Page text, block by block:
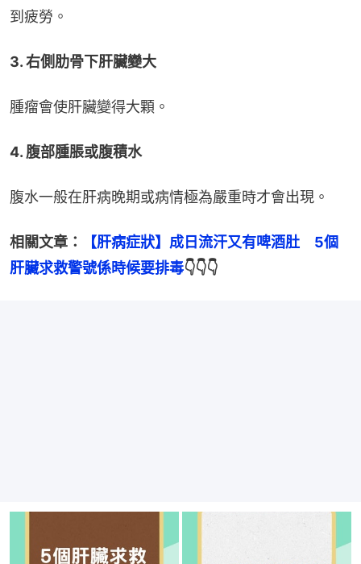
到疲勞。
3. 右側肋骨下肝臟變大
腫瘤會使肝臟變得大顆。
4. 腹部腫脹或腹積水
腹水一般在肝病晚期或病情極為嚴重時才會出現。
相關文章：
【肝病症狀】成日流汗又有啤酒肚　5個
肝臟求救警號係時候要排毒👇👇👇